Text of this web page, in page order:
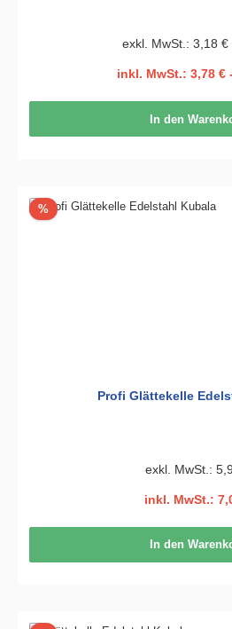
exkl. MwSt.: 3,18 €
inkl. MwSt.: 3,78 €
In den
%Rabatt
Profi Glättekelle
exkl. MwSt.:
inkl. MwSt.:
In den